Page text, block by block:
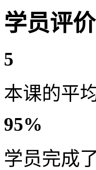
学员评价
5
本课的平
95%
学员完成